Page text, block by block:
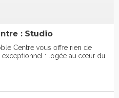
: Studio
Centre vous offre rien de
: logée au cœur du